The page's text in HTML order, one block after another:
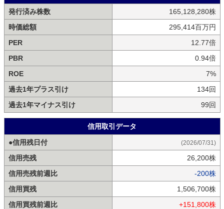
発行済み株数
165,128,280株
時価総額
295,414百万円
PER
12.77倍
PBR
0.94倍
ROE
7%
過去1年プラス引け
134回
過去1年マイナス引け
99回
信用取引データ
●信用残日付
(2026/07/31)
信用売残
26,200株
信用売残前週比
-200株
信用買残
1,506,700株
信用買残前週比
+151,800株